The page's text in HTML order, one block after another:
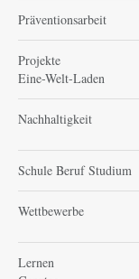
Präventionsarbeit
Projekte
Eine-Welt-Laden
Nachhaltigkeit
Schule Beruf Studium
Wettbewerbe
Lernen